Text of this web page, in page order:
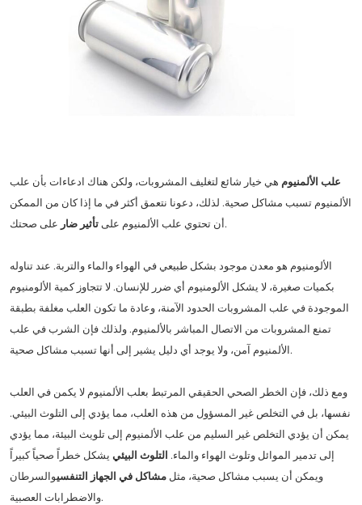
علب الألمنيوم هي خيار شائع لتغليف المشروبات، ولكن هناك ادعاءات بأن علب
الألمنيوم تسبب مشاكل صحية. لذلك، دعونا نتعمق أكثر في ما إذا كان من الممكن
أن تحتوي علب الألمنيوم على تأثير ضار على صحتك.
الألومنيوم هو معدن موجود بشكل طبيعي في الهواء والماء والتربة. عند تناوله
بكميات صغيرة، لا يشكل الألومنيوم أي ضرر للإنسان. لا تتجاوز كمية الألومنيوم
الموجودة في علب المشروبات الحدود الآمنة، وعادة ما تكون العلب مغلفة بطبقة
تمنع المشروبات من الاتصال المباشر بالألمنيوم. ولذلك فإن الشرب في علب
الألمنيوم آمن، ولا يوجد أي دليل يشير إلى أنها تسبب مشاكل صحية.
ومع ذلك، فإن الخطر الصحي الحقيقي المرتبط بعلب الألمنيوم لا يكمن في العلب
نفسها، بل في التخلص غير المسؤول من هذه العلب، مما يؤدي إلى التلوث البيئي.
يمكن أن يؤدي التخلص غير السليم من علب الألمنيوم إلى تلويث البيئة، مما يؤدي
إلى تدمير الموائل وتلوث الهواء والماء. التلوث البيئي يشكل خطراً صحياً كبيراً
ويمكن أن يسبب مشاكل صحية، مثل مشاكل في الجهاز التنفسيوالسرطان
والاضطرابات العصبية.